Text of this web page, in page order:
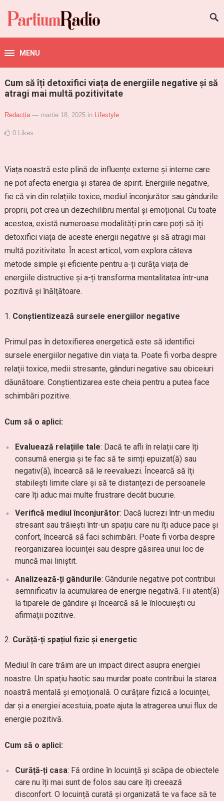
MENU
Cum să îți detoxifici viața de energiile negative și să
atragi mai multă pozitivitate
Redacția — martie 18, 2025 in Lifestyle
0 Likes
Viața noastră este plină de influențe externe și interne care
ne pot afecta energia și starea de spirit. Energiile negative,
fie că vin din relațiile toxice, mediul înconjurător sau gândurile
proprii, pot crea un dezechilibru mental și emoțional. Cu toate
acestea, există numeroase modalități prin care poți să îți
detoxifici viața de aceste energii negative și să atragi mai
multă pozitivitate. În acest articol, vom explora câteva
metode simple și eficiente pentru a-ți curăța viața de
energiile distructive și a-ți transforma mentalitatea într-una
pozitivă și înălțătoare.
Conștientizează sursele energiilor negative
Primul pas în detoxifierea energetică este să identifici
sursele energiilor negative din viața ta. Poate fi vorba despre
relații toxice, medii stresante, gânduri negative sau obiceiuri
dăunătoare. Conștientizarea este cheia pentru a putea face
schimbări pozitive.
Cum să o aplici:
Evaluează relațiile tale: Dacă te afli în relații care îți
consumă energia și te fac să te simți epuizat(ă) sau
negativ(ă), încearcă să le reevaluezi. Încearcă să îți
stabilești limite clare și să te distanțezi de persoanele
care îți aduc mai multe frustrare decât bucurie.
Verifică mediul înconjurător: Dacă lucrezi într-un mediu
stresant sau trăiești într-un spațiu care nu îți aduce pace și
confort, încearcă să faci schimbări. Poate fi vorba despre
reorganizarea locuinței sau despre găsirea unui loc de
muncă mai liniștit.
Analizează-ți gândurile: Gândurile negative pot contribui
semnificativ la acumularea de energie negativă. Fii atent(ă)
la tiparele de gândire și încearcă să le înlocuiești cu
afirmații pozitive.
Curăță-ți spațiul fizic și energetic
Mediul în care trăim are un impact direct asupra energiei
noastre. Un spațiu haotic sau murdar poate contribui la starea
noastră mentală și emoțională. O curățare fizică a locuinței,
dar și a energiei acestuia, poate ajuta la atragerea unui flux de
energie pozitivă.
Cum să o aplici:
Curăță-ți casa: Fă ordine în locuință și scăpa de obiectele
care nu îți mai sunt de folos sau care îți creează
disconfort. O locuință curată și organizată te va face să te